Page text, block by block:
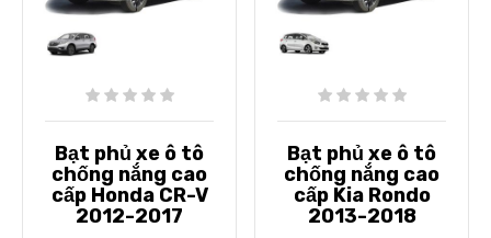
Bạt phủ xe ô tô
chống nắng cao
cấp Honda CR-V
2012-2017
Bạt phủ xe ô tô
chống nắng cao
cấp Kia Rondo
2013-2018